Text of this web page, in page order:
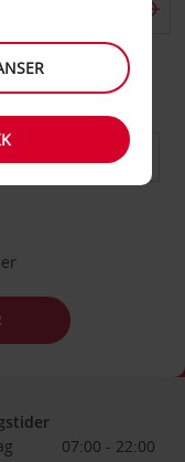
07:00 - 22:00